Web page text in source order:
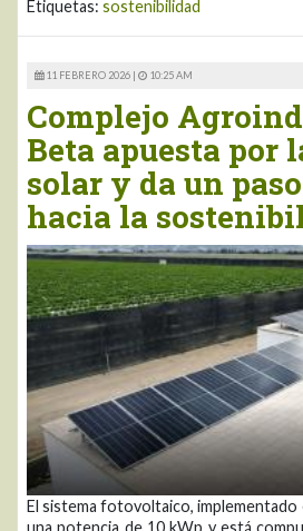
Etiquetas: sostenibilidad
11 FEBRERO 2026 | 10:25 AM
Complejo
Beta apuesta por
solar y da un
hacia la
El sistema fotovoltaico, implementado